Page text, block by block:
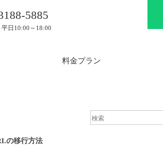
5885
日10:00～18:00
料金プラン
の移行方法